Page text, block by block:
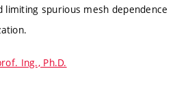
limiting spurious mesh dependence
Ing., Ph.D.